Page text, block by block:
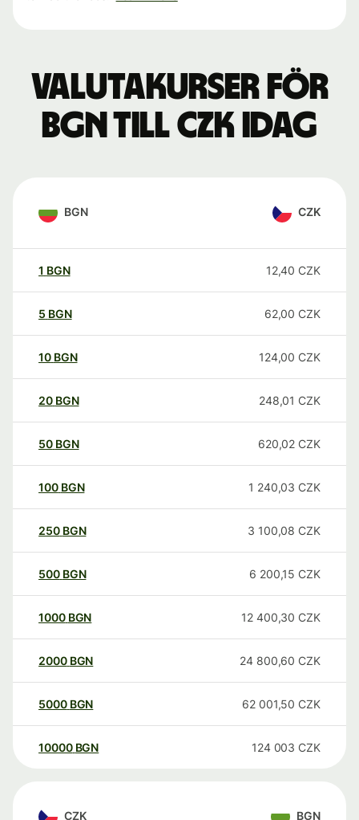
Valutakurser för
BGN till CZK idag
BGN CZK
1 BGN 12,40 CZK
5 BGN 62,00 CZK
10 BGN 124,00 CZK
20 BGN 248,01 CZK
50 BGN 620,02 CZK
100 BGN 1 240,03 CZK
250 BGN 3 100,08 CZK
500 BGN 6 200,15 CZK
1000 BGN 12 400,30 CZK
2000 BGN 24 800,60 CZK
5000 BGN 62 001,50 CZK
10000 BGN 124 003 CZK
CZK BGN